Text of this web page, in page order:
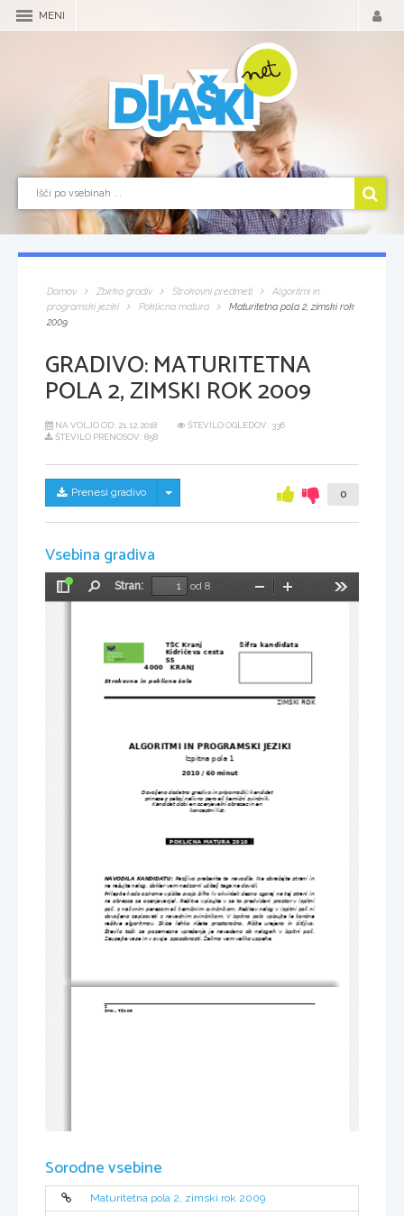
MENI
Domov Zbirka gradiv Strokovni predmeti
Algoritmi in
programski jeziki
Poklicna matura
Maturitetna pola 2, zimski rok
2009
GRADIVO:MATURITETNA
POLA 2, ZIMSKI ROK 2009
NA VOLJO OD: 21.12.2018
ŠTEVILO OGLEDOV: 336
ŠTEVILO PRENOSOV: 858
Prenesi gradivo Skrij/prikaži meni 0
Vsebina gradiva
Preklopi
Stran:
od 8
Pomanjšaj
TŠC Kranj
Kidričeva cesta
55
4000   KRANJ
Strokovna in poklicna šola
Šifra kandidata
ZIMSKI ROK
ALGORITMI IN PROGRAMSKI JEZIKI
Izpitna pola 1
2010 / 60 minut
  POKLICNA MATURA 2010
NAVODILA KANDIDATU: Pazljivo preberite ta navodila. Ne obračajte strani in
ne rešujte nalog, dokler vam nadzorni učitelj tega ne dovoli.
Prilepite kodo oziroma vpišite svojo šifro (v okvirček desno zgoraj na tej strani in
na obrazca za ocenjevanje). Rešitve vpisujte v za to predvideni prostor v izpitni
poli, z nalivnim peresom ali kemičnim svinčnikom. Rešitev nalog v izpitni poli ni
dovoljeno zapisovati z navadnim svinčnikom. V izpitno polo vpisujte le končne
rešitve algoritmov.  Skice lahko  rišete prostoročno.  Pišite urejeno  in čitljivo.
Število točk za posamezna vprašanja je navedeno ob nalogah v izpitni poli.
Zaupajte vase in v svoje  sposobnosti. Želimo vam veliko uspeha.
Dovoljeno dodatno gradivo in pripomočki: kandidat
prinese s seboj nalivno pero ali kemični svinčnik.
Kandidat dobi en ocenjevalni obrazec in en
konceptni list.
2
ŠMK – TŠC KR
Sorodne vsebine
Maturitetna pola 2, zimski rok 2009